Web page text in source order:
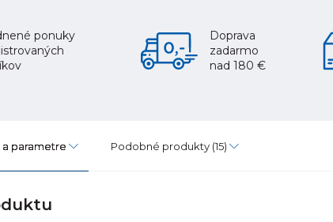
ponuky
Doprava
zadarmo
nad 180 €
parametre Podobné produkty (15)